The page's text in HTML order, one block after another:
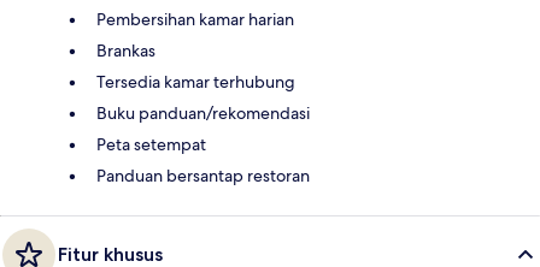
Pembersihan kamar harian
Brankas
Tersedia kamar terhubung
Buku panduan/rekomendasi
Peta setempat
Panduan bersantap restoran
Fitur khusus